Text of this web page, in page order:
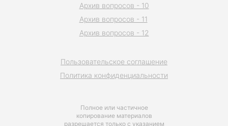
Полное или частичное
копирование материалов
разрешается только с указанием
Пользовательское соглашение
Политика конфиденциальности
Архив вопросов - 10
Архив вопросов - 11
Архив вопросов - 12